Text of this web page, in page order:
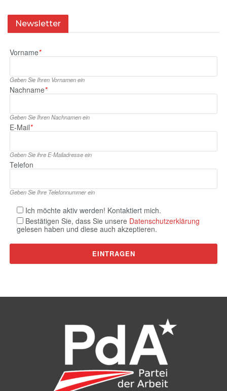
Newsletter
Vorname*
Geben Sie Ihren Vornamen ein
Nachname*
Geben Sie Ihren Nachnamen ein
E‑Mail*
Geben Sie ihre E‑Mailadresse ein
Telefon
Geben Sie Ihre Telefonnummer ein
Ich möchte aktiv werden! Kontaktiert mich.
Bestätigen Sie, dass Sie unsere Datenschutzerklärung
gelesen haben und diese auch akzeptieren.